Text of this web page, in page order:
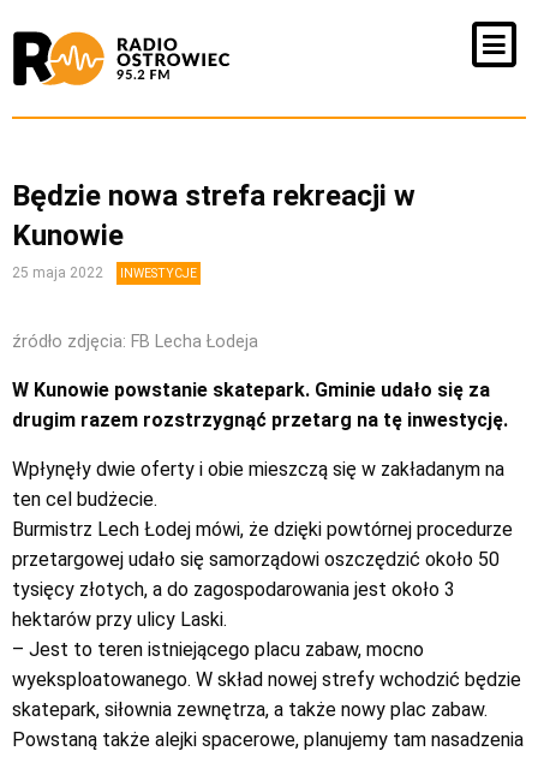
Będzie nowa strefa rekreacji w
Kunowie
25 maja 2022 INWESTYCJE
źródło zdjęcia: FB Lecha Łodeja
W Kunowie powstanie skatepark. Gminie udało się za
drugim razem rozstrzygnąć przetarg na tę inwestycję.
Wpłynęły dwie oferty i obie mieszczą się w zakładanym na
ten cel budżecie.
Burmistrz Lech Łodej mówi, że dzięki powtórnej procedurze
przetargowej udało się samorządowi oszczędzić około 50
tysięcy złotych, a do zagospodarowania jest około 3
hektarów przy ulicy Laski.
– Jest to teren istniejącego placu zabaw, mocno
wyeksploatowanego. W skład nowej strefy wchodzić będzie
skatepark, siłownia zewnętrza, a także nowy plac zabaw.
Powstaną także alejki spacerowe, planujemy tam nasadzenia